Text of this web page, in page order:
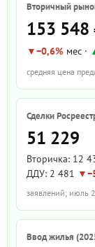
Вторичный
153 548
−0,6% мес ·
средняя цена
Сделки
51 229
Вторичка: 12
ДДУ: 2 481
заявлений;
Ввод жилья